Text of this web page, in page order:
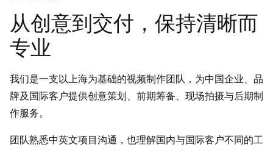
从创意到交付，保持清晰而
专业
我们是一支以上海为基础的视频制作团队，为中国企业、品
牌及国际客户提供创意策划、前期筹备、现场拍摄与后期制
作服务。
团队熟悉中英文项目沟通，也理解国内与国际客户不同的工